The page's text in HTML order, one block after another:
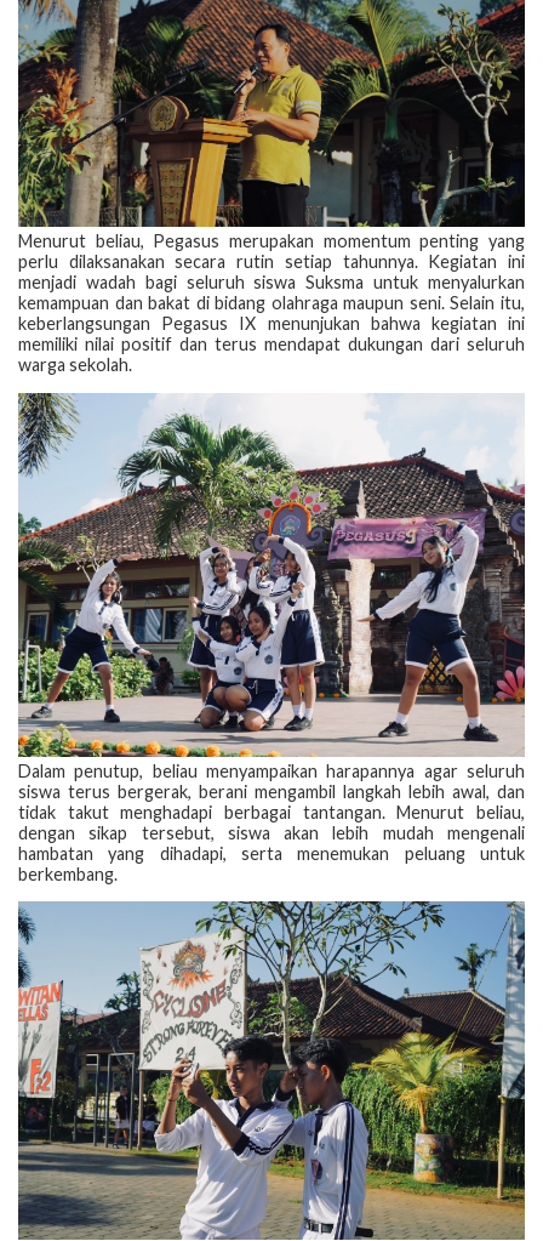
Menurut beliau, Pegasus merupakan momentum penting yang
perlu dilaksanakan secara rutin setiap tahunnya. Kegiatan ini
menjadi wadah bagi seluruh siswa Suksma untuk menyalurkan
kemampuan dan bakat di bidang olahraga maupun seni. Selain itu,
keberlangsungan Pegasus IX menunjukan bahwa kegiatan ini
memiliki nilai positif dan terus mendapat dukungan dari seluruh
warga sekolah.
Dalam penutup, beliau menyampaikan harapannya agar seluruh
siswa terus bergerak, berani mengambil langkah lebih awal, dan
tidak takut menghadapi berbagai tantangan. Menurut beliau,
dengan sikap tersebut, siswa akan lebih mudah mengenali
hambatan yang dihadapi, serta menemukan peluang untuk
berkembang.